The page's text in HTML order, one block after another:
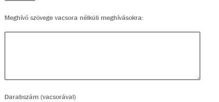
Meghívó szövege vacsora nélküli meghívásokra:
Darabszám (vacsorával)